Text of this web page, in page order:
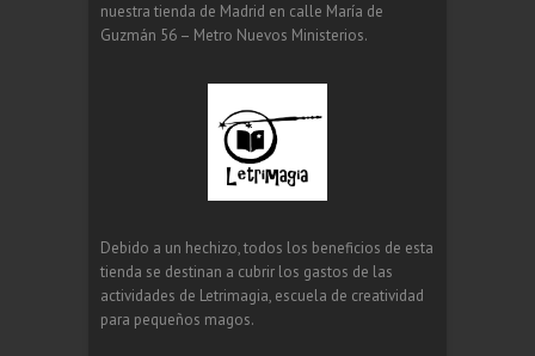
nuestra tienda de Madrid en calle María de
Guzmán 56 – Metro Nuevos Ministerios.
Debido a un hechizo, todos los beneficios de esta
tienda se destinan a cubrir los gastos de las
actividades de Letrimagia, escuela de creatividad
para pequeños magos.